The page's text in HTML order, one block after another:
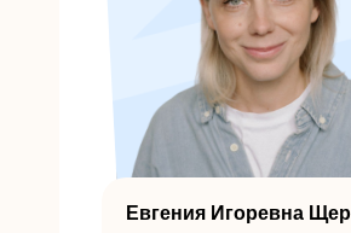
Евгения Игоревна